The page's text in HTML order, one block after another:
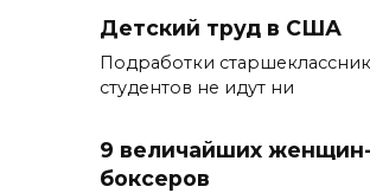
Детский труд в США
Подработки
студентов не идут ни
9 величайших женщин-
боксеров